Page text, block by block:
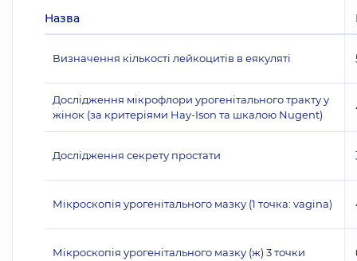
Назва
Визначення кількості лейкоцитів в еякуляті
Дослідження мікрофлори урогенітального тракту у
жінок (за критеріями Hay-Ison та шкалою Nugent)
Дослідження секрету простати
Мікроскопія урогенітального мазку (1 точка: vagina)
Мікроскопія урогенітального мазку (ж) 3 точки